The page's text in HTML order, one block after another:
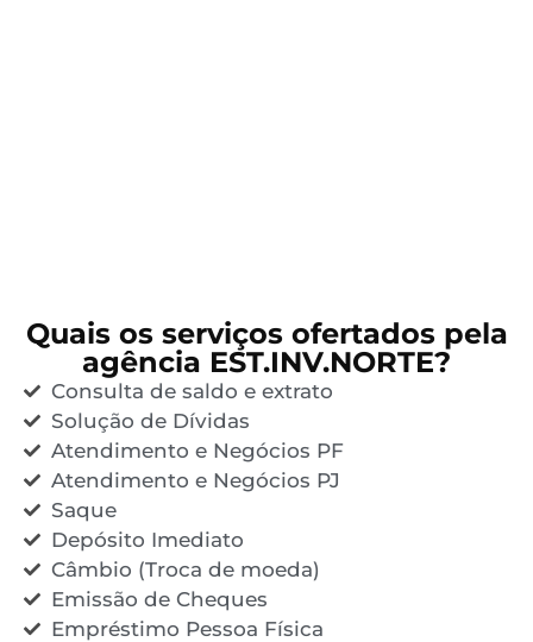
Quais os serviços ofertados pela
agência EST.INV.NORTE?
Consulta de saldo e extrato
Solução de Dívidas
Atendimento e Negócios PF
Atendimento e Negócios PJ
Saque
Depósito Imediato
Câmbio (Troca de moeda)
Emissão de Cheques
Empréstimo Pessoa Física